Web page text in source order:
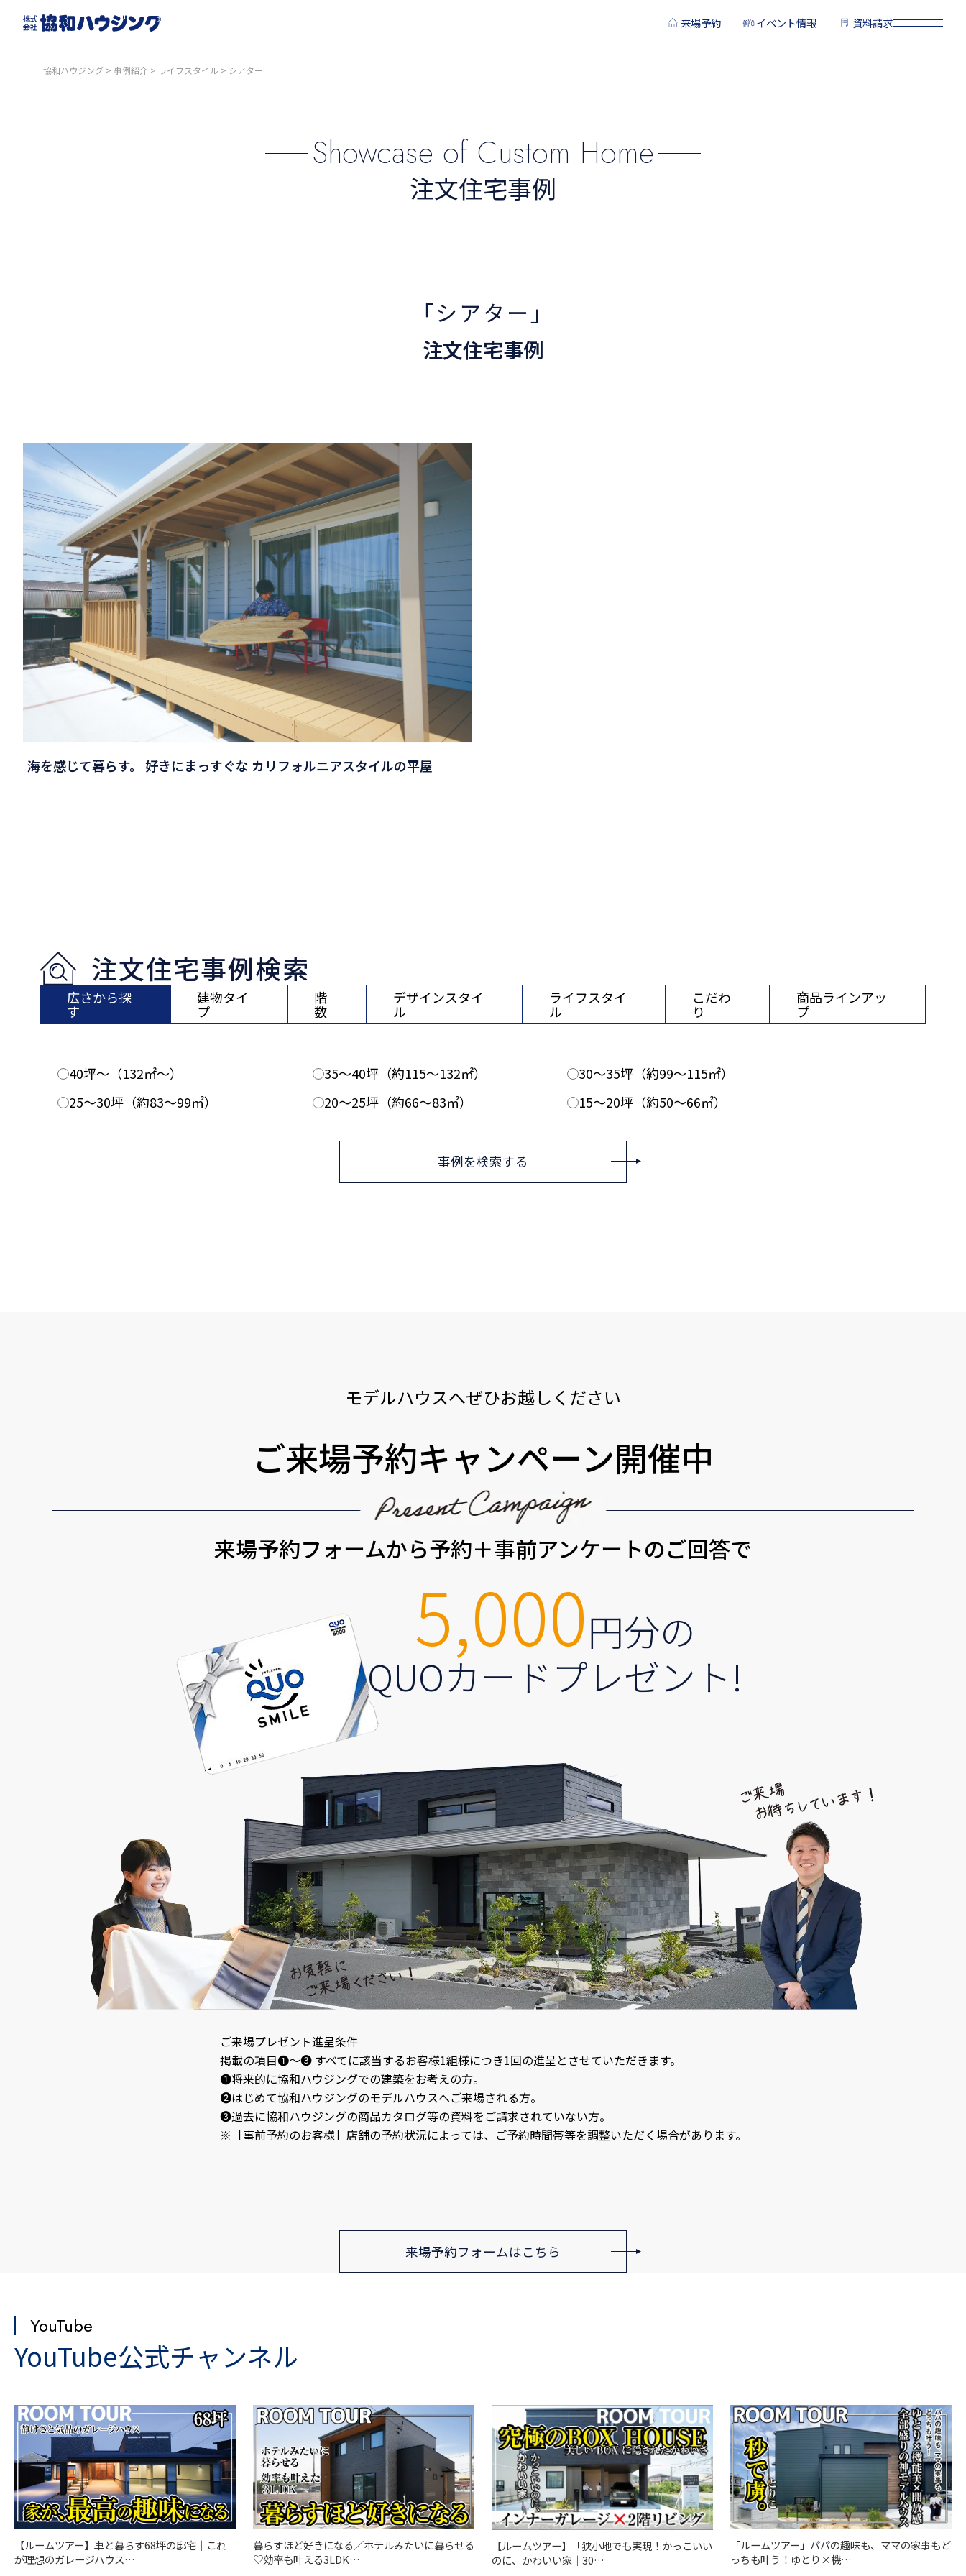
来場予約 イベント情報 資料請求
協和ハウジング > 事例紹介 > ライフスタイル > シアター
Showcase of Custom Home
注文住宅事例
「シアター」
注文住宅事例
海を感じて暮らす。 好きにまっすぐな カリフォルニアスタイルの平屋
注文住宅事例検索
広さから探
す
建物タイ
プ
階
数
デザインスタイ
ル
ライフスタイ
ル
こだわ
り
商品ラインアッ
プ
40坪〜（132㎡〜） 35〜40坪（約115〜132㎡）
30〜35坪（約99〜115㎡）
25〜30坪（約83〜99㎡）
20〜25坪（約66〜83㎡） 15〜20坪（約50〜66㎡）
事例を検索する
モデルハウスへぜひお越しください
ご来場予約キャンペーン開催中
来場予約フォームから予約＋事前アンケートのご回答で
5,000円分の
QUOカードプレゼント!
ご来場プレゼント進呈条件
掲載の項目❶～❸ すべてに該当するお客様1組様につき1回の進呈とさせていただきます。
❶将来的に協和ハウジングでの建築をお考えの方。
❷はじめて協和ハウジングのモデルハウスへご来場される方。
❸過去に協和ハウジングの商品カタログ等の資料をご請求されていない方。
※［事前予約のお客様］店舗の予約状況によっては、ご予約時間帯等を調整いただく場合があります。
来場予約フォームはこちら
YouTube
YouTube公式チャンネル
【ルームツアー】車と暮らす68坪の邸宅｜これ
が理想のガレージハウス…
暮らすほど好きになる／ホテルみたいに暮らせる
♡効率も叶える3LDK…
【ルームツアー】「狭小地でも実現！かっこいい
のに、かわいい家｜30…
「ルームツアー」パパの趣味も、ママの家事もど
っちも叶う！ゆとり×機…